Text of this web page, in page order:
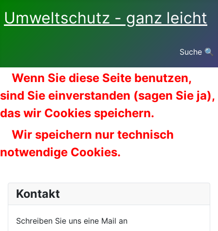
Umweltschutz - ganz leicht
Suche 🔍
Wenn Sie diese Seite benutzen,
sind Sie einverstanden (sagen Sie ja),
das wir Cookies speichern.
Wir speichern nur technisch
notwendige Cookies.
Kontakt
Schreiben Sie uns eine Mail an